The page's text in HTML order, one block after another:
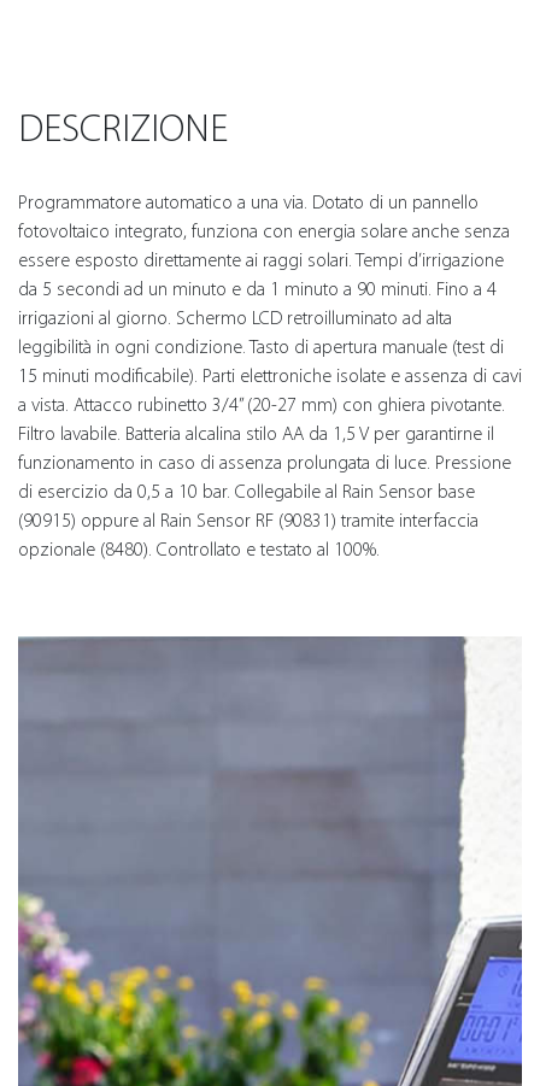
DESCRIZIONE
Programmatore automatico a una via. Dotato di un pannello
fotovoltaico integrato, funziona con energia solare anche senza
essere esposto direttamente ai raggi solari. Tempi d’irrigazione
da 5 secondi ad un minuto e da 1 minuto a 90 minuti. Fino a 4
irrigazioni al giorno. Schermo LCD retroilluminato ad alta
leggibilità in ogni condizione. Tasto di apertura manuale (test di
15 minuti modificabile). Parti elettroniche isolate e assenza di cavi
a vista. Attacco rubinetto 3/4” (20-27 mm) con ghiera pivotante.
Filtro lavabile. Batteria alcalina stilo AA da 1,5 V per garantirne il
funzionamento in caso di assenza prolungata di luce. Pressione
di esercizio da 0,5 a 10 bar. Collegabile al Rain Sensor base
(90915) oppure al Rain Sensor RF (90831) tramite interfaccia
opzionale (8480). Controllato e testato al 100%.